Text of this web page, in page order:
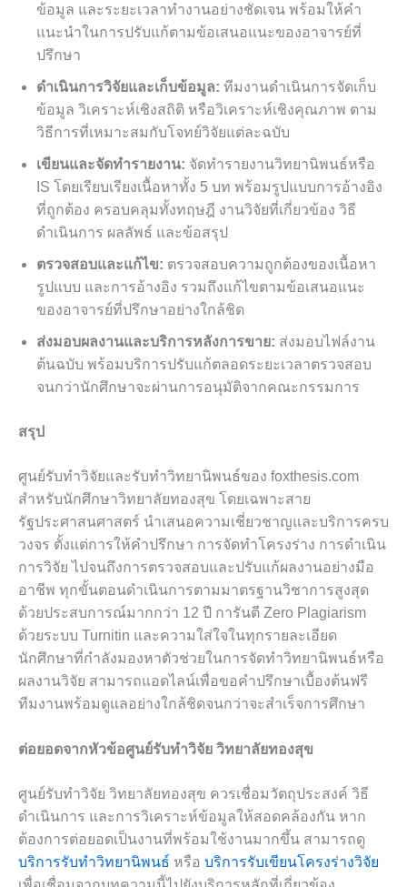
ข้อมูล และระยะเวลาทำงานอย่างชัดเจน พร้อมให้คำ
แนะนำในการปรับแก้ตามข้อเสนอแนะของอาจารย์ที่
ปรึกษา
ดำเนินการวิจัยและเก็บข้อมูล: ทีมงานดำเนินการจัดเก็บ
ข้อมูล วิเคราะห์เชิงสถิติ หรือวิเคราะห์เชิงคุณภาพ ตาม
วิธีการที่เหมาะสมกับโจทย์วิจัยแต่ละฉบับ
เขียนและจัดทำรายงาน: จัดทำรายงานวิทยานิพนธ์หรือ
IS โดยเรียบเรียงเนื้อหาทั้ง 5 บท พร้อมรูปแบบการอ้างอิง
ที่ถูกต้อง ครอบคลุมทั้งทฤษฎี งานวิจัยที่เกี่ยวข้อง วิธี
ดำเนินการ ผลลัพธ์ และข้อสรุป
ตรวจสอบและแก้ไข: ตรวจสอบความถูกต้องของเนื้อหา
รูปแบบ และการอ้างอิง รวมถึงแก้ไขตามข้อเสนอแนะ
ของอาจารย์ที่ปรึกษาอย่างใกล้ชิด
ส่งมอบผลงานและบริการหลังการขาย: ส่งมอบไฟล์งาน
ต้นฉบับ พร้อมบริการปรับแก้ตลอดระยะเวลาตรวจสอบ
จนกว่านักศึกษาจะผ่านการอนุมัติจากคณะกรรมการ
สรุป
ศูนย์รับทำวิจัยและรับทำวิทยานิพนธ์ของ foxthesis.com
สำหรับนักศึกษาวิทยาลัยทองสุข โดยเฉพาะสาย
รัฐประศาสนศาสตร์ นำเสนอความเชี่ยวชาญและบริการครบ
วงจร ตั้งแต่การให้คำปรึกษา การจัดทำโครงร่าง การดำเนิน
การวิจัย ไปจนถึงการตรวจสอบและปรับแก้ผลงานอย่างมือ
อาชีพ ทุกขั้นตอนดำเนินการตามมาตรฐานวิชาการสูงสุด
ด้วยประสบการณ์มากกว่า 12 ปี การันตี Zero Plagiarism
ด้วยระบบ Turnitin และความใส่ใจในทุกรายละเอียด
นักศึกษาที่กำลังมองหาตัวช่วยในการจัดทำวิทยานิพนธ์หรือ
ผลงานวิจัย สามารถแอดไลน์เพื่อขอคำปรึกษาเบื้องต้นฟรี
ทีมงานพร้อมดูแลอย่างใกล้ชิดจนกว่าจะสำเร็จการศึกษา
ต่อยอดจากหัวข้อศูนย์รับทำวิจัย วิทยาลัยทองสุข
ศูนย์รับทำวิจัย วิทยาลัยทองสุข ควรเชื่อมวัตถุประสงค์ วิธี
ดำเนินการ และการวิเคราะห์ข้อมูลให้สอดคล้องกัน หาก
ต้องการต่อยอดเป็นงานที่พร้อมใช้งานมากขึ้น สามารถดู
บริการรับทำวิทยานิพนธ์ หรือ บริการรับเขียนโครงร่างวิจัย